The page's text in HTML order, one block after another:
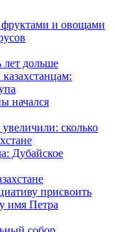
фруктами и овощами
лет дольше
начался
сколько
Дубайское
присвоить
имя Петра